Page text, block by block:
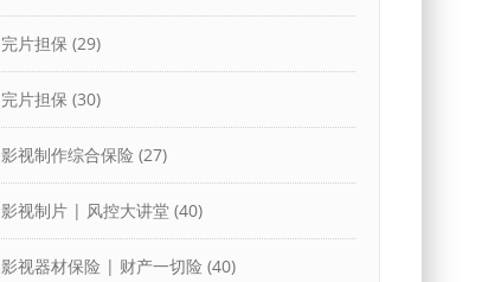
完片担保 (29)
完片担保 (30)
影视制作综合保险 (27)
影视制片 | 风控大讲堂 (40)
影视器材保险 | 财产一切险 (40)